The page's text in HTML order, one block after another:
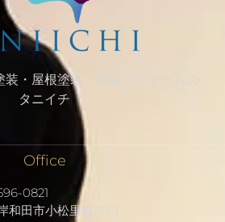
・屋根塗装・外装リフォームの
タニイチ
Office
0821
和田市小松里町2179